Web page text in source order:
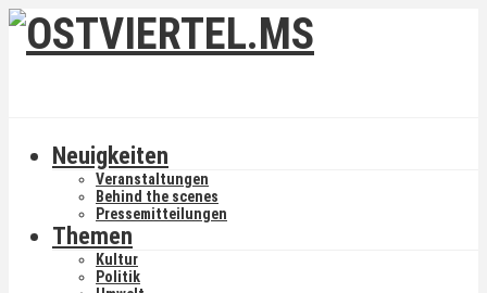
Neuigkeiten
Veranstaltungen
Behind the scenes
Pressemitteilungen
Themen
Kultur
Politik